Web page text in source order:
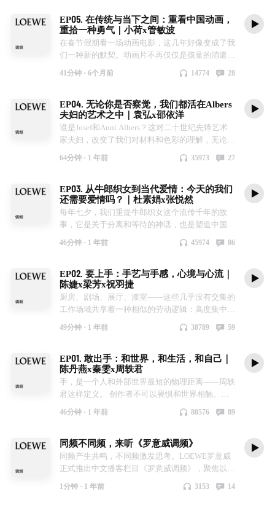
专栏作家洪晃和复旦大学外文学院西班牙文系主
任、西葡语国家研究中心主任程弋洋教授将带我们
循着缝线与皮革的纹理，去挖掘那些被折叠进时代
的隐秘故事：1846年，罗意威由一群匠人于马德
里集结创立，这座城市为何有着成为皮革中心的历
史必然性？在格外看重“姓氏”的西班牙，被授予
么？在那个相对封闭、出行受限的年代，第一任创
意总监José Pérez de Rozas打造的梦幻橱窗，如何
成为了寄托美好憧憬的载体？1975年面世的
Amazona手袋，又怎样成为了西班牙女性挣脱传统
束缚、拥抱自由的符号？ 在这180年的时光里，工
代手工艺搭建起对话全球的舞台。且在承载了如此
厚重的岁月之后，罗意威依然保留着那份轻盈且天
马行空的玩趣——不论是存放乳牙的银鼠木盒，还
是Jack和Lazaro在2026春夏中呈现的小鼠玻璃手
包，在这个数字狂飙的快节奏时代里，罗意威始终
案盒。现在，不妨就和我们一起，打开这只装满时
光的档案盒吧！ 从1846到2026，罗意威的每一次
蜕变都与西班牙的时代脉搏同频共振。想要探索更
多未尽的精彩，欢迎大家翻阅全新推出的罗意威
180特辑，或参与罗意威180周年限时活动，共同
【嘉宾】 洪晃，媒体人、专栏作家 程弋洋，复旦
大学外文学院西班牙文系主任、西葡语国家研究中
心主任 【本期波频】 02:34 1846年，罗意威诞生
于马德里 04:04 马德里成为西班牙皮革中心的历史
必然 06:44 阿拉伯摩尔文化如何影响西班牙皮革业
被王室和人民认可的一个“姓氏” 13:23 档案库里存
放孩童乳牙的银鼠木盒 16:31 弗朗哥统治下的西班
牙，罗意威的橱窗造梦术如何对抗压抑现实 18:52
西班牙的气候环境造就了西班牙人喜欢浓烈的色彩
表达 20:58 Amazona包与亚马逊女战士的神话
EP05. 在传统与当下之间：重看中国动画，
重拾一种勇气｜小荷x管敏波
在春节假期看一场动画电影，这几年好像变成了我
们一种新的默契。动画片不再仅仅是孩童的消遣，
天马行空的画面中，寻找春节时团圆之外的另一种
之际呈现，主持人小荷与上海美术电影制片厂制作
总监管敏波围炉而坐，将时光倒带。她们从动画
“中国学派”特有的水墨晕染、剪纸镂空的匠艺聊
起，探寻那份由诸多动画前辈们共同铸就的“不模
仿别人，不重复自己”的东方美学傲骨。当动画一
秒二十四帧的手绘，和罗意威一针一线的缝制产生
与重量。 在这个新旧交替的节点，LOEWE罗意威
与上海美术电影制片厂联合创作了一部动画创意
片：故事的主角小马在除夕翻山越岭去取灯笼却遇
见了三岔路，最终他坚信自己的选择，为大家带回
了春天。新春将至，也愿你在本期节目中，找到属
作总监 【本期波频】 01:33 动画人如何看待春节
档动画电影 02:51 动画提供了安全的冒险环境和幻
想结界 06:08 水墨动画将“气韵生动”展现到极致
08:07 什么是中国学派？ 10:15 中国学派的美学追
求：奇、趣、韵 12:20 与特伟、钱运达等老艺术家
作者如何继承中国学派的美学文化？ 23:00 中国学
派“不计成本、不计时间”的投入 25:51 新春系列动
画创意片是一个关于气我确信和勇气的故事 27:33
罗意威和上美影合作的背后 33:03 每个人都可以在
小马的故事中找到自己的影子 35:00 理解材料、慢
么？ 【关于节目】 同频产生共鸣，不同频激发思
考。《罗意威调频》现已登陆小宇宙及微信视频
号，聚焦以文化、工艺和时尚为起点发出的讨论。
【互动方式】 欢迎在小宇宙、微信视频号节目评
41分钟 · 6个月前 14774 28
EP04. 无论你是否察觉，我们都活在Albers
夫妇的艺术之中｜袁弘x邵依洋
谁是Josef和Anni Albers？这对二十世纪先锋艺术
家夫妇，改变了我们对材料和色彩的理解，无论你
锋而极具实验性的创作，影响力的震鸣持续至今
其升华为艺术，彻底打破了工艺与艺术之间的界
限，也为后世艺术家开辟了全新的道路；Josef则
以色彩理论与实验，让我们重新认识色彩的本质，
“让世界睁开双眼”是他赋予自己的使命。他们将日
常材料和艺术实验连接在一起，在纺织、色彩、教
育与生活的交错中，不断赋予“什么才是艺术”这个
2025秋冬系列中呈现与Josef & Anni Albers基金会
的全新合作，将他们的先锋理念融入当代时尚创
作。Josef的色彩哲学和Anni的编织艺术，以罗意
威的方式“转译”，让他们的艺术主张在当下拥有了
全新的载体。 本期《罗意威调频》，演员、艺术
斯到黑山学院；从无奈选择编织到打破艺术界的定
势；从艺术家本身到艺术教育家，成为“大师们的
老师”......Josef和Anni Albers的影响力仍在持续，亦
早已跨越艺术领域（罗意威2025秋冬系列便是最
佳例证）。即便你从未知晓他们的一生，但你极有
方式“遇见”过的Josef和Anni Albers。 Josef与Anni
Albers摄于北卡罗来纳州黑山学院，1945-1948
年，摄影师不详，由Josef & Anni Albers基金会提
供 【嘉宾】 袁弘，演员、艺术账号“阿特脑壳”主
64分钟 · 1 年前 35973 27
EP03. 从牛郎织女到当代爱情：今天的我们
还需要爱情吗？｜杜素娟x张悦然
每年七夕，我们重提牛郎织女这个流传千年的故
事，它是关于分离和等待的神话，也是塑造中国人
政法大学文学教授杜素娟和作家、中国人民大学文
现代女性的视角将古老的神话重新拆解。为什么分
离与痛苦，比起团圆更能打开爱的深度？如何保有
对爱情的期待和想象？也许神话中的牛郎织女在遥
不可及的银河两岸遥遥相望，不仅指向爱情中的失
落与遗憾，也指向了自我实现和建立平等关系的可
能。而将视线投向当下，爱情的意义也在悄然发生
情“赝品”的同时，也更加追求在爱情中的自我成
长。 七夕，不只是固态的神话，更是可以被不断
编织和重新讲述的故事。 【嘉宾】 杜素娟，华东
政法大学文学教授 张悦然，作家、中国人民大学
文学院副教授 【本期波频】 00:25 七夕神话初遇
家庭元素 06:10 为什么流传下来的神话故事大多是
悲剧？ 07:56 “对爱的想象消亡了，爱的实体一定
不会让人满足” 11:41 爱拥有着打动万物的力量，
才能引得喜鹊搭桥 14:02 喜鹊是种什么样的鸟？
46分钟 · 1 年前 45974 86
EP02. 要上手：手艺与手感，心境与心流｜
陈婕x梁芳x祝羽捷
厨房、剧场、展厅、漆室——这些几乎没有交集的
工作场域共享着一种相似的劳动逻辑：高度集中的
敏锐判断。来自“手”的知识，构成了创作者与世界
的第二期中，作家、策展人、文化研究者祝羽捷与
两位女性创作者——主厨陈婕及2025罗意威基金
会工艺奖决选入围者、漆艺家梁芳从“上手”这一状
态聊起，讨论身体如何在反复操作中积累感知。在
她们的工作中，手不仅仅执行技术，更探知情绪、
容纳记忆，也通往“心流”与专注。由哲学家海德格
释：上手不只是熟练，更是一种人与材料之间建立
默契的过程，是劳作中的自我探索。 我们聊消失
的指纹，也聊如何用手抚摸食材、捕捉时间的纹
路。在本期《罗意威调频》，我们谈论出手之前，
怎样上手。 【嘉宾】 陈婕，主厨。 梁芳，2025罗
49分钟 · 1 年前 38789 59
EP01. 敢出手：和世界，和生活，和自己｜
陈丹燕x秦雯x周轶君
手，是一个人和外部世界最短的物理距离——周轶
君这样定义。 创作者不可以畏惧和世界相触。在
山植物园文化园长陈丹燕，编剧秦雯，纪录片导
——手。 这双手，裸露却有力。作为心的延伸，
它拒绝浮华，在写作时必须卸下一切饰物。却也还
是这双手，下笔千钧，将来自世界各个角落的真实
在土耳其，苏菲教徒反复捻揉，用指尖的温度将羊
46分钟 · 1 年前 80576 89
同频不同频，来听《罗意威调频》
同频产生共鸣，不同频激发思考。LOEWE罗意威
正式推出中文播客栏目《罗意威调频》，聚焦以文
字，有人模塑味觉，有人用触感传达情感，每一种
1分钟 · 1 年前 3153 14